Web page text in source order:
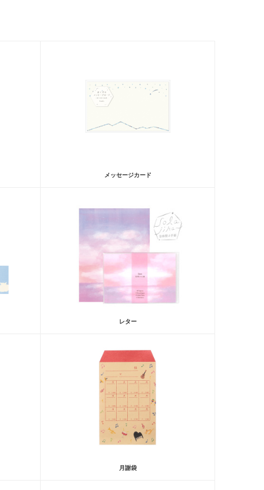
メッセージカード
レター
月謝袋